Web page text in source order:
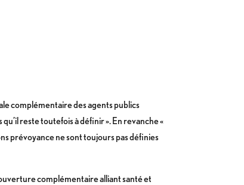
complémentaire des agents publics
reste toutefois à définir ». En revanche «
prévoyance ne sont toujours pas définies
complémentaire alliant santé et